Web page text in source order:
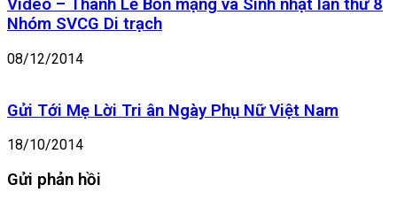
Video – Thánh Lễ Bổn mạng và Sinh nhật lần thứ 8
Nhóm SVCG Di trạch
08/12/2014
Gửi Tới Mẹ Lời Tri ân Ngày Phụ Nữ Việt Nam
18/10/2014
Gửi phản hồi